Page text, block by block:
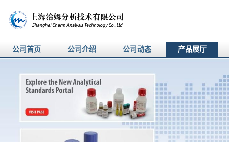
公司首页 公司介绍 公司动态 产品展厅